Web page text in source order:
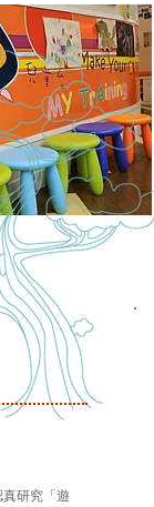
研究「遊